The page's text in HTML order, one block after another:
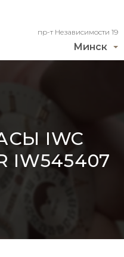
Минск
пр-т Независимости 19
IWC
IW545407